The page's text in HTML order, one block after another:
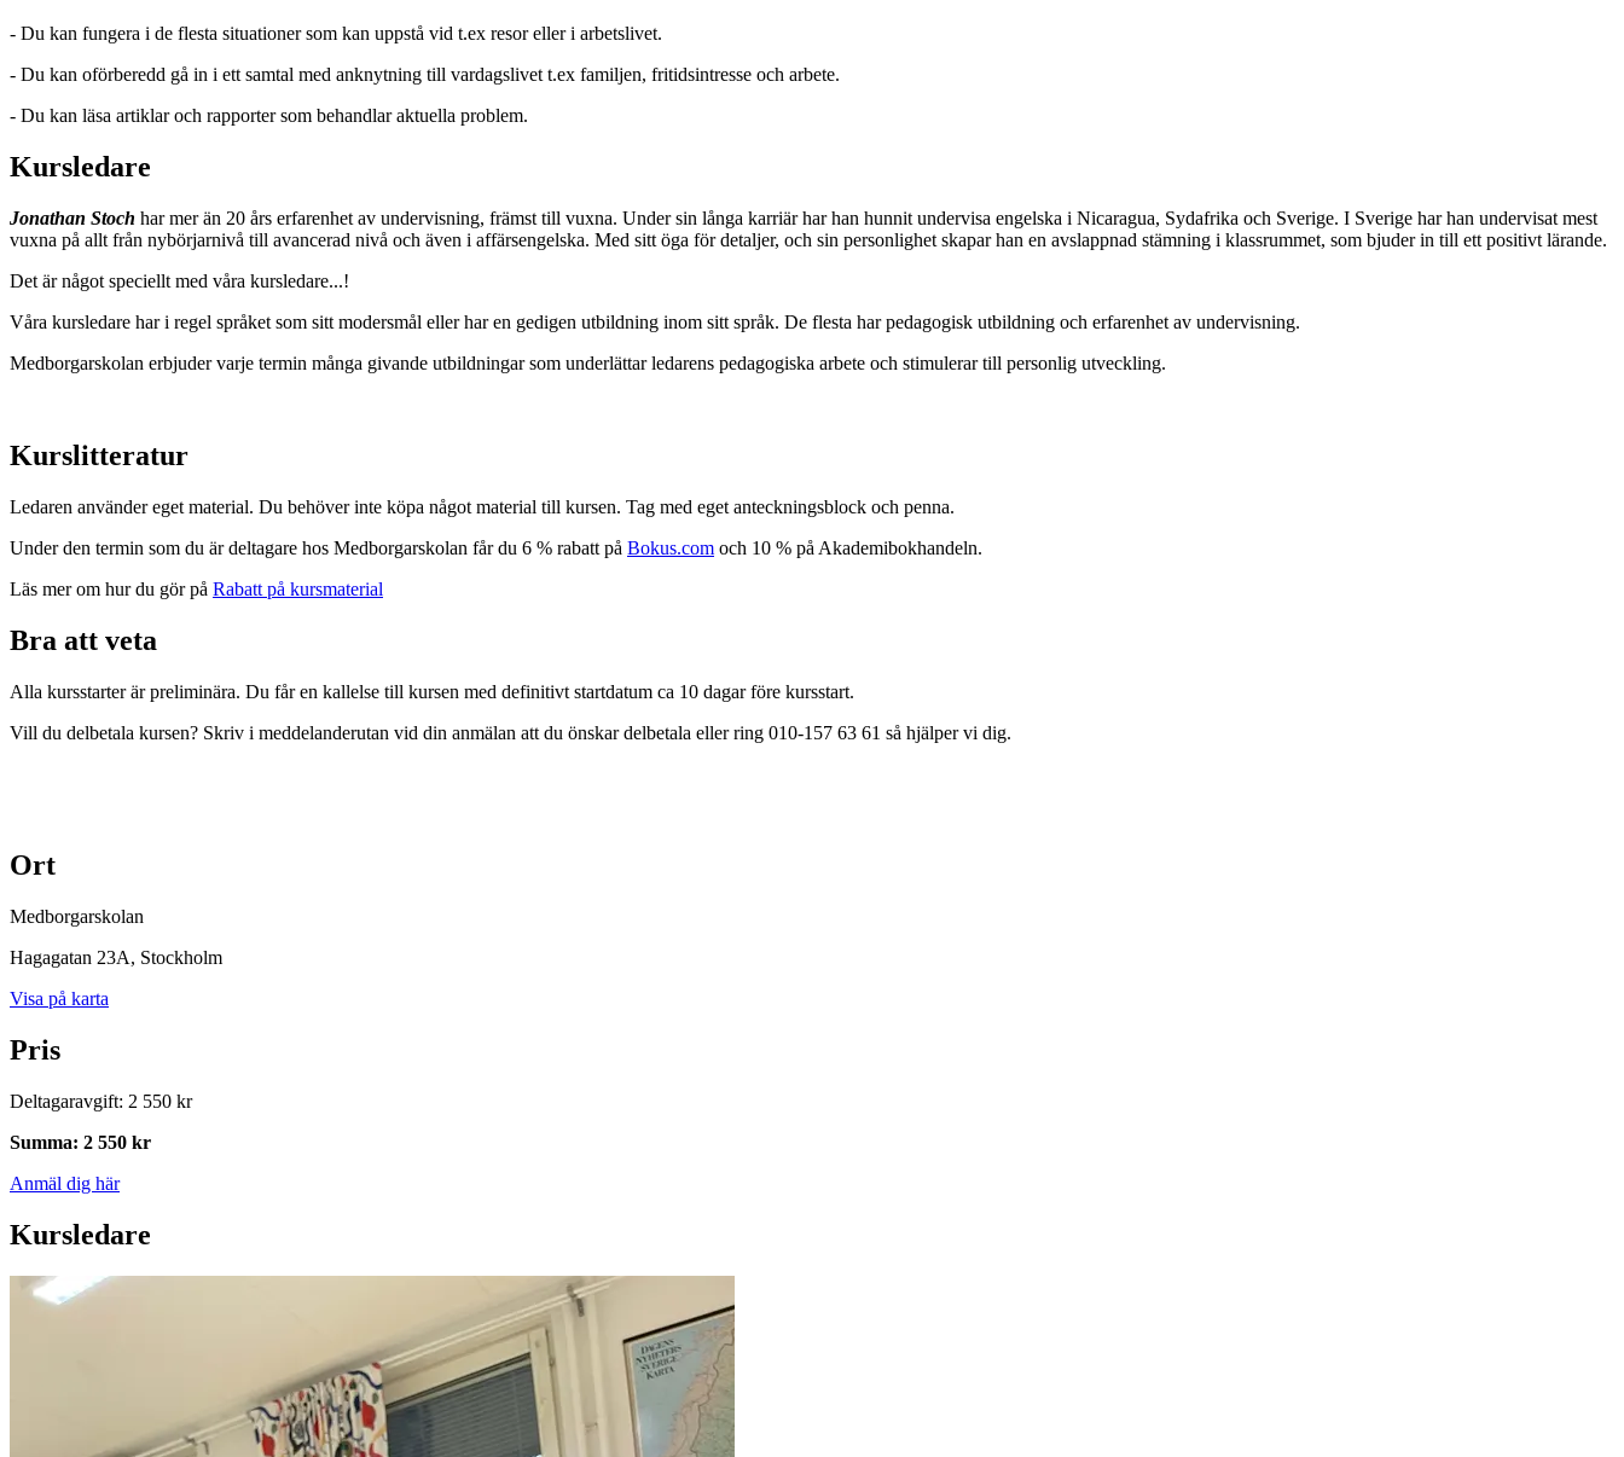
- Du kan fungera i de flesta situationer som kan uppstå vid t.ex resor eller i arbetslivet.
- Du kan oförberedd gå in i ett samtal med anknytning till vardagslivet t.ex familjen, fritidsintresse och arbete.
- Du kan läsa artiklar och rapporter som behandlar aktuella problem.
Kursledare
Jonathan Stoch har mer än 20 års erfarenhet av undervisning, främst till vuxna. Under sin långa karriär har han hunnit undervisa engelska i Nicaragua, Sydafrika och Sverige. I Sverige har han undervisat mest
vuxna på allt från nybörjarnivå till avancerad nivå och även i affärsengelska. Med sitt öga för detaljer, och sin personlighet skapar han en avslappnad stämning i klassrummet, som bjuder in till ett positivt lärande.
Det är något speciellt med våra kursledare...!
Våra kursledare har i regel språket som sitt modersmål eller har en gedigen utbildning inom sitt språk. De flesta har pedagogisk utbildning och erfarenhet av undervisning.
Medborgarskolan erbjuder varje termin många givande utbildningar som underlättar ledarens pedagogiska arbete och stimulerar till personlig utveckling.
Kurslitteratur
Ledaren använder eget material. Du behöver inte köpa något material till kursen. Tag med eget anteckningsblock och penna.
Under den termin som du är deltagare hos Medborgarskolan får du 6 % rabatt på Bokus.com och 10 % på Akademibokhandeln.
Läs mer om hur du gör på Rabatt på kursmaterial
Bra att veta
Alla kursstarter är preliminära. Du får en kallelse till kursen med definitivt startdatum ca 10 dagar före kursstart.
Vill du delbetala kursen? Skriv i meddelanderutan vid din anmälan att du önskar delbetala eller ring 010-157 63 61 så hjälper vi dig.
Ort
Medborgarskolan
Hagagatan 23A, Stockholm
Visa på karta
Pris
Deltagaravgift: 2 550 kr
Summa: 2 550 kr
Anmäl dig här
Kursledare